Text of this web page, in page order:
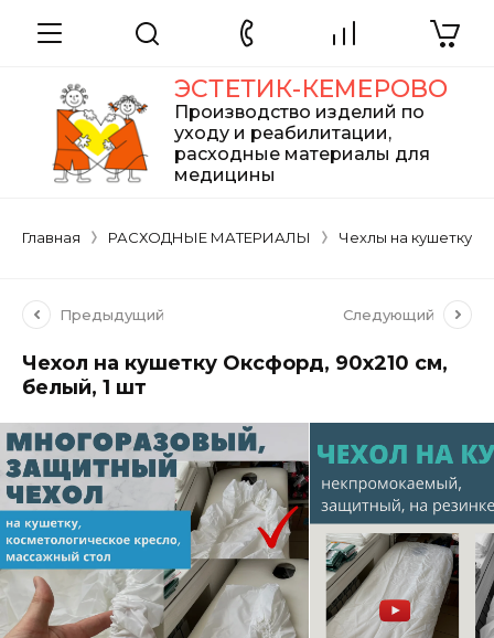
ЭСТЕТИК-КЕМЕРОВО
Производство изделий по
уходу и реабилитации,
расходные материалы для
медицины
Главная РАСХОДНЫЕ МАТЕРИАЛЫ Чехлы на кушетку
Предыдущий Следующий
Чехол на кушетку Оксфорд, 90х210 см,
белый, 1 шт